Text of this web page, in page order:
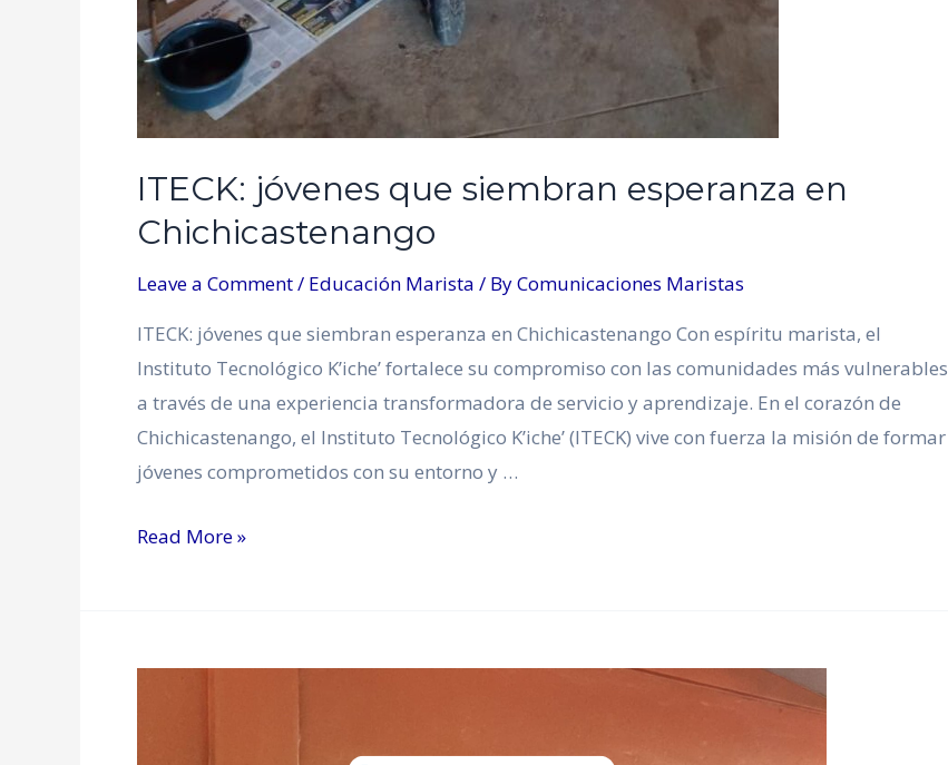
ITECK: jóvenes que siembran esperanza en
Chichicastenango
Leave a Comment/ Educación Marista / ByComunicaciones Maristas
ITECK: jóvenes que siembran esperanza en Chichicastenango Con espíritu marista, el
Instituto Tecnológico K’iche’ fortalece su compromiso con las comunidades más vulnerables
a través de una experiencia transformadora de servicio y aprendizaje. En el corazón de
Chichicastenango, el Instituto Tecnológico K’iche’ (ITECK) vive con fuerza la misión de formar
jóvenes comprometidos con su entorno y …
Read More »